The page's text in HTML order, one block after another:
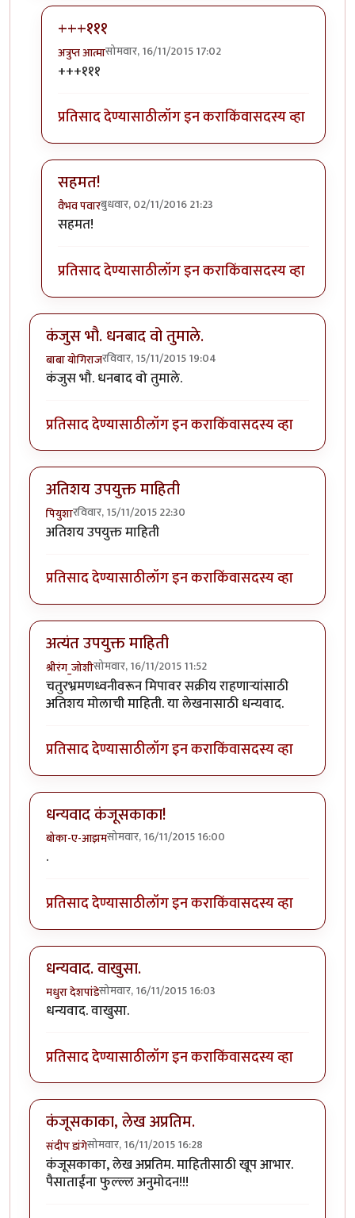
+++१११
अत्रुप्त आत्मासोमवार, 16/11/2015 17:02
In reply to
+++१११
प्रतिसाद देण्यासाठीलॉग इन कराकिंवासदस्य व्हा
सहमत!
वैभव पवारबुधवार, 02/11/2016 21:23
In reply to
सहमत!
प्रतिसाद देण्यासाठीलॉग इन कराकिंवासदस्य व्हा
कंजुस भौ. धनबाद वो तुमाले.
बाबा योगिराजरविवार, 15/11/2015 19:04
कंजुस भौ. धनबाद वो तुमाले.
प्रतिसाद देण्यासाठीलॉग इन कराकिंवासदस्य व्हा
अतिशय उपयुक्त माहिती
पियुशारविवार, 15/11/2015 22:30
अतिशय उपयुक्त माहिती
प्रतिसाद देण्यासाठीलॉग इन कराकिंवासदस्य व्हा
अत्यंत उपयुक्त माहिती
श्रीरंग_जोशीसोमवार, 16/11/2015 11:52
चतुरभ्रमणध्वनीवरून मिपावर सक्रीय राहणार्‍यांसाठी
अतिशय मोलाची माहिती. या लेखनासाठी धन्यवाद.
प्रतिसाद देण्यासाठीलॉग इन कराकिंवासदस्य व्हा
धन्यवाद कंजूसकाका!
बोका-ए-आझमसोमवार, 16/11/2015 16:00
.
प्रतिसाद देण्यासाठीलॉग इन कराकिंवासदस्य व्हा
धन्यवाद. वाखुसा.
मधुरा देशपांडेसोमवार, 16/11/2015 16:03
धन्यवाद. वाखुसा.
प्रतिसाद देण्यासाठीलॉग इन कराकिंवासदस्य व्हा
कंजूसकाका, लेख अप्रतिम.
संदीप डांगेसोमवार, 16/11/2015 16:28
कंजूसकाका, लेख अप्रतिम. माहितीसाठी खूप आभार.
पैसाताईंना फुल्ल्ल अनुमोदन!!!